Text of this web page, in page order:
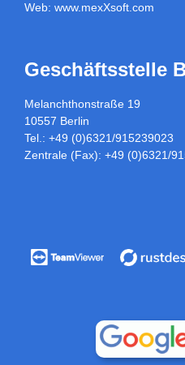
Web: www.mexXsoft.com
Geschäftsstelle
Melanchthonstraße 19
10557 Berlin
Tel.: +49 (0)6321/915239023
Zentrale (Fax): +49 (0)6321/
Vorführung
/
Vorführung